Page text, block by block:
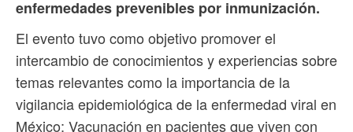
enfermedades prevenibles por inmunización.
El evento tuvo como objetivo promover el
intercambio de conocimientos y experiencias sobre
temas relevantes como la importancia de la
vigilancia epidemiológica de la enfermedad viral en
México; Vacunación en pacientes que viven con